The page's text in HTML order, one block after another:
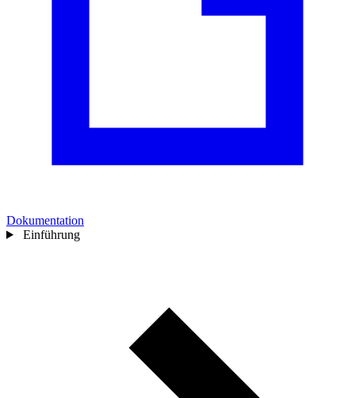
Dokumentation
Einführung